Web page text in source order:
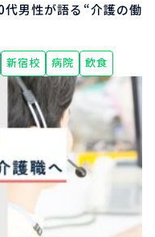
男性が語る“介護の働
新宿校 病院 飲食